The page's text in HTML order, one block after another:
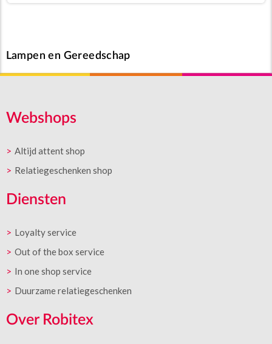
Lampen en Gereedschap
Webshops
Altijd attent shop
Relatiegeschenken shop
Diensten
Loyalty service
Out of the box service
In one shop service
Duurzame relatiegeschenken
Over Robitex